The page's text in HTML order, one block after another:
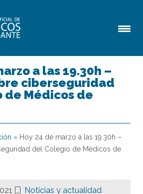
a las 19.30h –
ciberseguridad
de Médicos de
» Hoy 24 de marzo a las 19.30h –
del Colegio de Médicos de
Noticias y actualidad